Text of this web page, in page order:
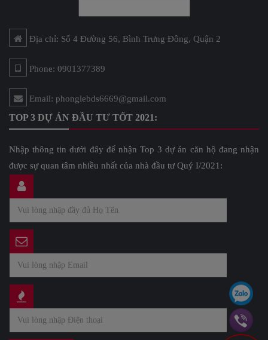
Địa chỉ: Số 4 Đường 56, Bình Trưng Đông, Quận 2
Phone: 0901377389
Email: phonglebds6669@gmail.com
TOP 3 DỰ ÁN ĐẦU TƯ TỐT 2021:
Nhập thông tin dưới đây để nhận Top 3 dự án căn hộ đang nhận
được sự quan tâm nhiều nhất của nhà đầu tư Quý I/2021: